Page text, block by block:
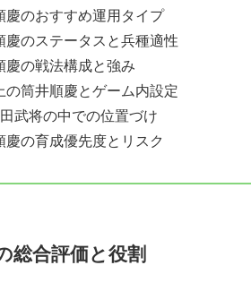
慶のおすすめ運用タイプ
慶のステータスと兵種適性
慶の戦法構成と強み
の筒井順慶とゲーム内設定
田武将の中での位置づけ
慶の育成優先度とリスク
総合評価と役割